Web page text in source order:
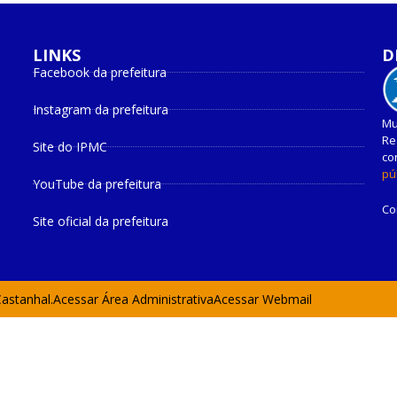
LINKS
Facebook da prefeitura
Instagram da prefeitura
Site do IPMC
YouTube da prefeitura
Site oficial da prefeitura
Acessar Área AdministrativaAcessar Webmail